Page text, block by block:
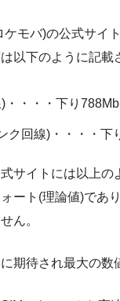
ケモバ)の公式サイ
以下のように記載
・・・・下り
ク回線)・・・・下
サイトには以上の
ート(理論値)であ
ん。
期待され最大の数